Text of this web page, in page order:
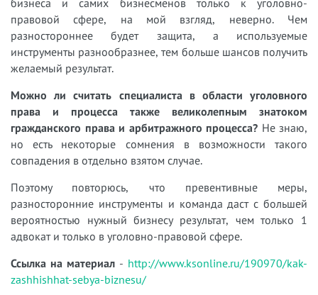
бизнеса и самих бизнесменов только к уголовно-
правовой сфере, на мой взгляд, неверно. Чем
разностороннее будет защита, а используемые
инструменты разнообразнее, тем больше шансов получить
желаемый результат.
Можно ли считать специалиста в области уголовного
права и процесса также великолепным знатоком
гражданского права и арбитражного процесса? Не знаю,
но есть некоторые сомнения в возможности такого
совпадения в отдельно взятом случае.
Поэтому повторюсь, что превентивные меры,
разносторонние инструменты и команда даст с большей
вероятностью нужный бизнесу результат, чем только 1
адвокат и только в уголовно-правовой сфере.
Ссылка на материал - http://www.ksonline.ru/190970/kak-
zashhishhat-sebya-biznesu/